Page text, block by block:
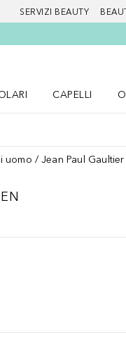
SERVIZI BEAUTY
CAPELLI
uomo Jean Paul